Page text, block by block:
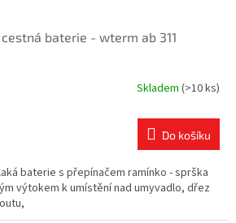
baterie - wterm ab 311
Skladem (>10 ks)
Do košíku
baterie s přepínačem ramínko - sprška
výtokem k umístění nad umyvadlo, dřez